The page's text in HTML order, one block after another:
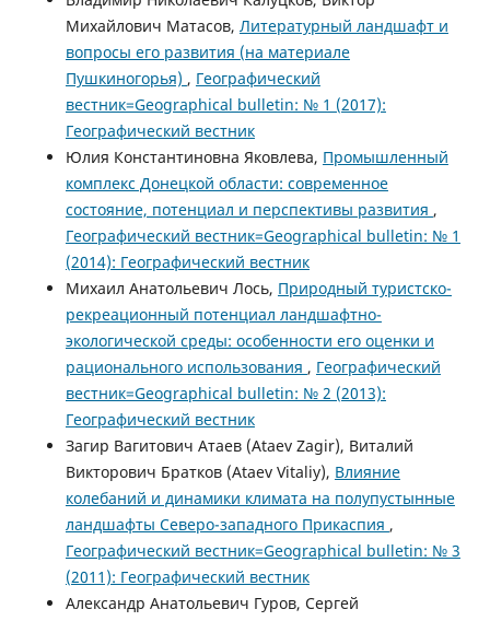
Михайлович Матасов, Литературный ландшафт и
вопросы его развития (на материале
Пушкиногорья) , Географический
вестник=Geographical bulletin: № 1 (2017):
Географический вестник
Юлия Константиновна Яковлева, Промышленный
комплекс Донецкой области: современное
состояние, потенциал и перспективы развития ,
Географический вестник=Geographical bulletin: № 1
(2014): Географический вестник
Михаил Анатольевич Лось, Природный туристско-
рекреационный потенциал ландшафтно-
экологической среды: особенности его оценки и
рационального использования , Географический
вестник=Geographical bulletin: № 2 (2013):
Географический вестник
Загир Вагитович Атаев (Ataev Zagir), Виталий
Викторович Братков (Ataev Vitaliy), Влияние
колебаний и динамики климата на полупустынные
ландшафты Северо-западного Прикаспия ,
Географический вестник=Geographical bulletin: № 3
(2011): Географический вестник
Александр Анатольевич Гуров, Сергей